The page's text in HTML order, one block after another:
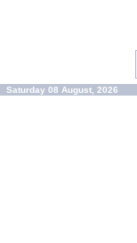
Saturday 08 August, 2026